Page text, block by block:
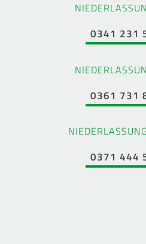
0341 231
0361 731
0371 444